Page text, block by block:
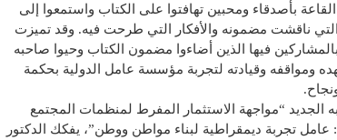
القاعة بأصدقاء ومحبين تهافتوا على الكتاب واستمعوا إلى
التي ناقشت مضمونه والأفكار التي طرحت فيه. وقد تميزت
بالمشاركين فيها الذين أضاءوا مضمون الكتاب وحيوا صاحبه
ومواقفه وقيادته لتجربة مؤسسة عامل الدولية بحكمة
الجديد “مواجهة الاستثمار المفرط لمنظمات المجتمع
عامل تجربة ديمقراطية لبناء مواطن ووطن”، يفكك الدكتور